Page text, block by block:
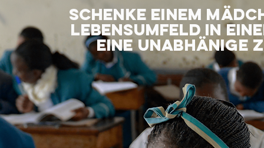
schenke einem
lebensumfeld in
eine